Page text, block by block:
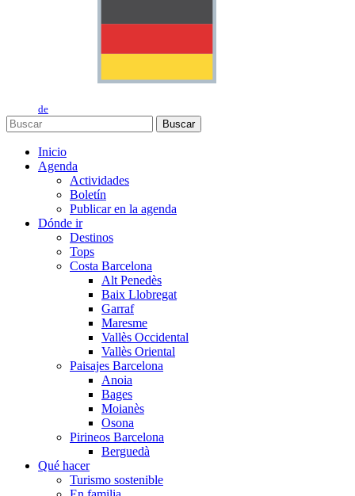
de
Buscar
Inicio
Agenda
Actividades
Boletín
Publicar en la agenda
Dónde ir
Destinos
Tops
Costa Barcelona
Alt Penedès
Baix Llobregat
Garraf
Maresme
Vallès Occidental
Vallès Oriental
Paisajes Barcelona
Anoia
Bages
Moianès
Osona
Pirineos Barcelona
Berguedà
Qué hacer
Turismo sostenible